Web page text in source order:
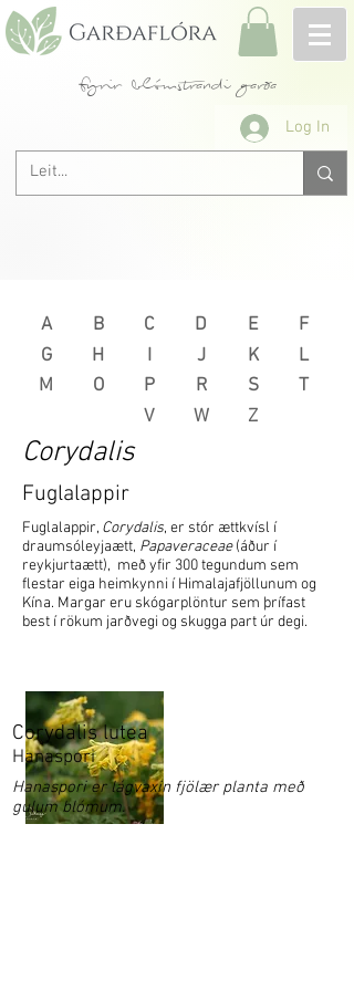
fyrir blómstrandi garða
Log In
A B C D E
F
G
M
H
I
O
P
J
R
K
L
S
T
V
W Z
Corydalis
Fuglalappir
Fuglalappir, Corydalis, er stór ættkvísl í
draumsóleyjaætt, Papaveraceae(áður í
reykjurtaætt), með yfir 300 tegundum sem
flestar eiga heimkynni í Himalajafjöllunum og
Kína. Margar eru skógarplöntur sem þrífast
best í rökum jarðvegi og skugga part úr degi.
Hanaspori
Corydalis lutea
Hanaspori er lágvaxin fjölær planta með
gulum blómum.